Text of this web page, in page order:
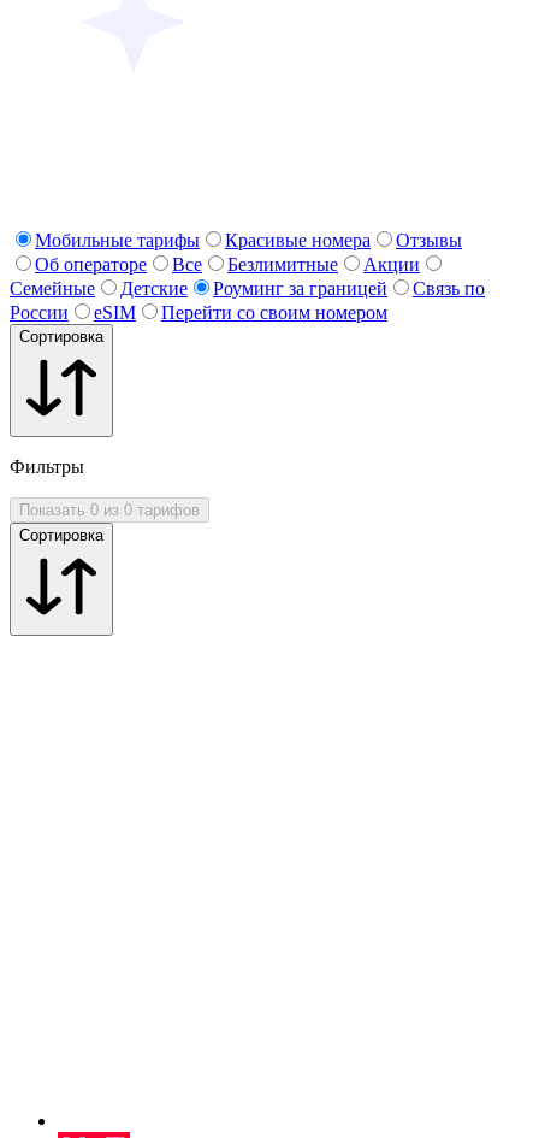
Мобильные тарифы Красивые номера
Отзывы
Об операторе
Все Безлимитные
Акции
Семейные
Детские Роуминг за границей
Связь по
России
eSIM Перейти со своим номером
Сортировка
Фильтры
Показать 0 из 0 тарифов
Сортировка